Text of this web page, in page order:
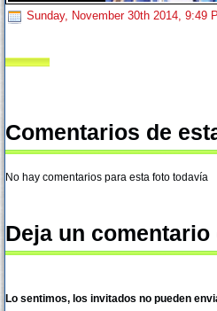
Sunday, November 30th 2014, 9:49
Comentarios de
No hay comentarios para esta foto todavía
Deja un
Lo sentimos, los invitados no pueden